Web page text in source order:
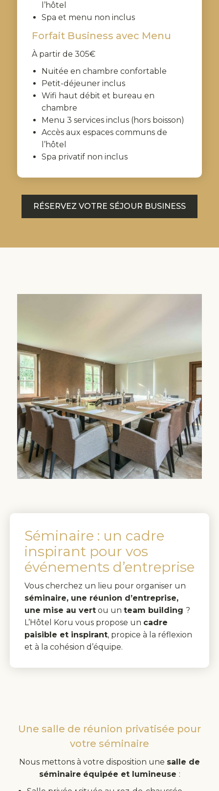
l’hôtel
Spa et menu non inclus
Forfait Business avec Menu
À partir de 305€
Nuitée en chambre confortable
Petit-déjeuner inclus
Wifi haut débit et bureau en
chambre
Menu 3 services inclus (hors boisson)
Accès aux espaces communs de
l’hôtel
Spa privatif non inclus
RÉSERVEZ VOTRE SÉJOUR BUSINESS
Séminaire : un cadre
inspirant pour vos
événements d’entreprise
Vous cherchez un lieu pour organiser un
séminaire, une réunion d’entreprise,
une mise au vert ou un team building ?
L’Hôtel Koru vous propose un cadre
paisible et inspirant, propice à la réflexion
et à la cohésion d’équipe.
Une salle de réunion privatisée pour
votre séminaire
Nous mettons à votre disposition une salle de
séminaire équipée et lumineuse :